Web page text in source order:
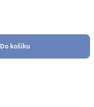
Do košíku